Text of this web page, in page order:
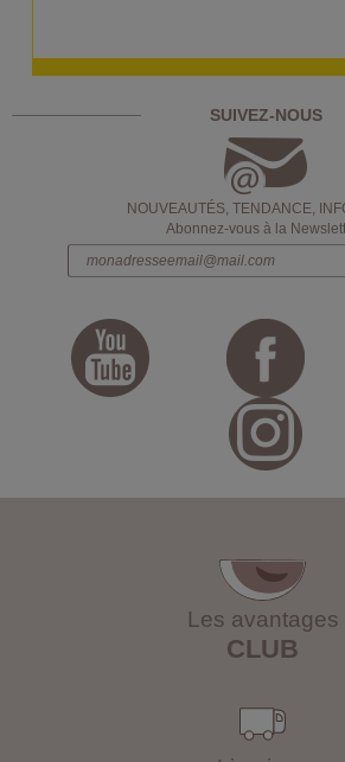
SUIVEZ-NOUS
NOUVEAUTÉS, TENDANCE,
Abonnez-vous à la
Les avantages
CLUB